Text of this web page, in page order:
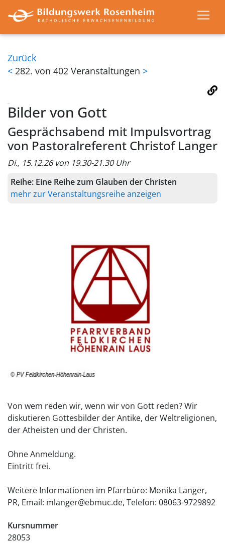
Zurück
< 282. von 402 Veranstaltungen >
Bilder von Gott
Gesprächsabend mit Impulsvortrag
von Pastoralreferent Christof Langer
Di., 15.12.26 von 19.30-21.30 Uhr
Reihe: Eine Reihe zum Glauben der Christen
mehr zur Veranstaltungsreihe anzeigen
Von wem reden wir, wenn wir von Gott reden? Wir
diskutieren Gottesbilder der Antike, der Weltreligionen,
der Atheisten und der Christen.
Ohne Anmeldung.
Eintritt frei.
Weitere Informationen im Pfarrbüro: Monika Langer,
PR, Email: mlanger@ebmuc.de, Telefon: 08063-9729892
Kursnummer
28053